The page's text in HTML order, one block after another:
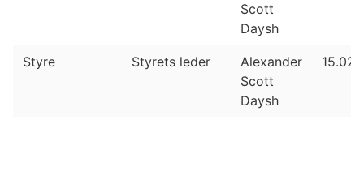
Scott
Daysh
Styre Styrets leder
Alexander
Scott
Daysh